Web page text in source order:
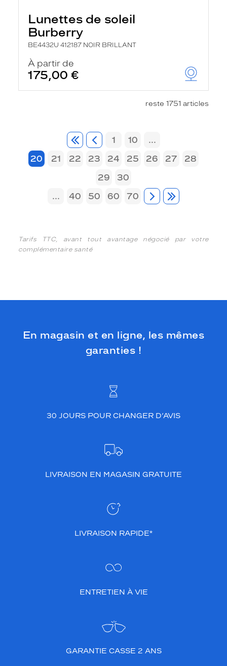
Lunettes de soleil
Burberry
BE4432U 412187 NOIR BRILLANT
À partir de
175,00 €
reste 1751 articles
1 10
...
20
21 22 23 24 25 26 27
28
29
30
...
40 50 60 70
Tarifs TTC, avant tout avantage négocié par votre
complémentaire santé
En magasin et en ligne, les mêmes
garanties !
30 JOURS POUR CHANGER D’AVIS
LIVRAISON EN MAGASIN GRATUITE
LIVRAISON RAPIDE*
ENTRETIEN À VIE
GARANTIE CASSE 2 ANS